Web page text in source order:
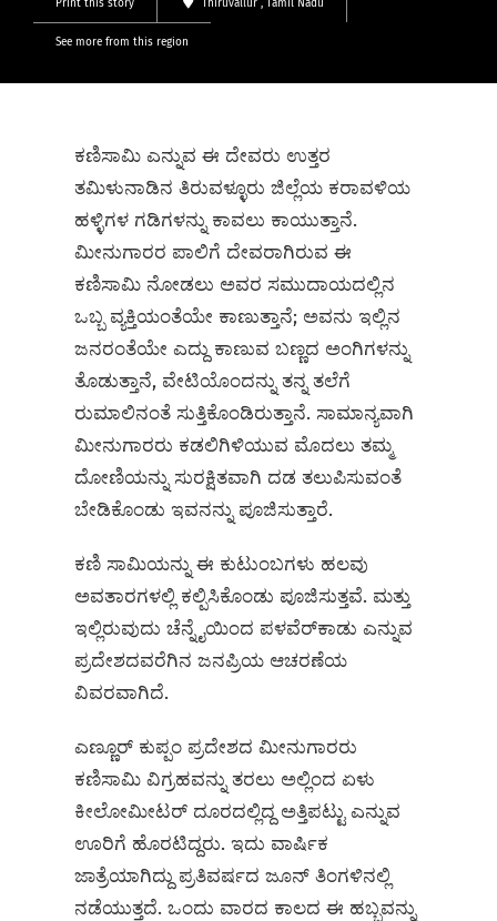
Print this story Thiruvallur , Tamil Nadu
See more from this region
ಕಣಿಸಾಮಿ ಎನ್ನುವ ಈ ದೇವರು ಉತ್ತರ
ತಮಿಳುನಾಡಿನ ತಿರುವಳ್ಳೂರು ಜಿಲ್ಲೆಯ ಕರಾವಳಿಯ
ಹಳ್ಳಿಗಳ ಗಡಿಗಳನ್ನು ಕಾವಲು ಕಾಯುತ್ತಾನೆ.
ಮೀನುಗಾರರ ಪಾಲಿಗೆ ದೇವರಾಗಿರುವ ಈ
ಕಣಿಸಾಮಿ ನೋಡಲು ಅವರ ಸಮುದಾಯದಲ್ಲಿನ
ಒಬ್ಬ ವ್ಯಕ್ತಿಯಂತೆಯೇ ಕಾಣುತ್ತಾನೆ; ಅವನು ಇಲ್ಲಿನ
ಜನರಂತೆಯೇ ಎದ್ದು ಕಾಣುವ ಬಣ್ಣದ ಅಂಗಿಗಳನ್ನು
ತೊಡುತ್ತಾನೆ, ವೇಟಿಯೊಂದನ್ನು ತನ್ನ ತಲೆಗೆ
ರುಮಾಲಿನಂತೆ ಸುತ್ತಿಕೊಂಡಿರುತ್ತಾನೆ. ಸಾಮಾನ್ಯವಾಗಿ
ಮೀನುಗಾರರು ಕಡಲಿಗಿಳಿಯುವ ಮೊದಲು ತಮ್ಮ
ದೋಣಿಯನ್ನು ಸುರಕ್ಷಿತವಾಗಿ ದಡ ತಲುಪಿಸುವಂತೆ
ಬೇಡಿಕೊಂಡು ಇವನನ್ನು ಪೂಜಿಸುತ್ತಾರೆ.
ಕಣಿ ಸಾಮಿಯನ್ನು ಈ ಕುಟುಂಬಗಳು ಹಲವು
ಅವತಾರಗಳಲ್ಲಿ ಕಲ್ಪಿಸಿಕೊಂಡು ಪೂಜಿಸುತ್ತವೆ. ಮತ್ತು
ಇಲ್ಲಿರುವುದು ಚೆನ್ನೈಯಿಂದ ಪಳವೆರ್‌ಕಾಡು ಎನ್ನುವ
ಪ್ರದೇಶದವರೆಗಿನ ಜನಪ್ರಿಯ ಆಚರಣೆಯ
ವಿವರವಾಗಿದೆ.
ಎಣ್ಣೂರ್‌ ಕುಪ್ಪಂ ಪ್ರದೇಶದ ಮೀನುಗಾರರು
ಕಣಿಸಾಮಿ ವಿಗ್ರಹವನ್ನು ತರಲು ಅಲ್ಲಿಂದ ಏಳು
ಕೀಲೋಮೀಟರ್‌ ದೂರದಲ್ಲಿದ್ದ ಅತ್ತಿಪಟ್ಟು ಎನ್ನುವ
ಊರಿಗೆ ಹೊರಟಿದ್ದರು. ಇದು ವಾರ್ಷಿಕ
ಜಾತ್ರೆಯಾಗಿದ್ದು ಪ್ರತಿವರ್ಷದ ಜೂನ್‌ ತಿಂಗಳಿನಲ್ಲಿ
ನಡೆಯುತ್ತದೆ. ಒಂದು ವಾರದ ಕಾಲದ ಈ ಹಬ್ಬವನ್ನು